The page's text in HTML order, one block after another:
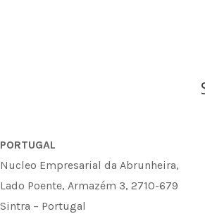
PORTUGAL
Nucleo Empresarial da Abrunheira,
Lado Poente, Armazém 3, 2710-679
Sintra – Portugal